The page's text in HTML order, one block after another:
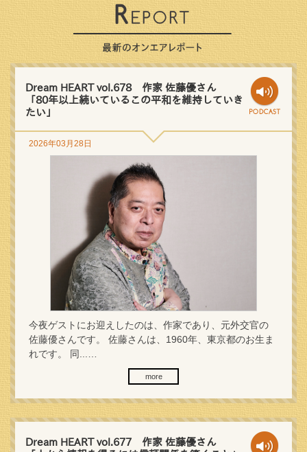
Dream HEART vol.678 作家 佐藤優さん
「80年以上続いているこの平和を維持していき
たい」
2026年03月28日
今夜ゲストにお迎えしたのは、作家であり、元外交官の
佐藤優さんです。 佐藤さんは、1960年、東京都のお生ま
れです。 同...…
more
Dream HEART vol.677 作家 佐藤優さん